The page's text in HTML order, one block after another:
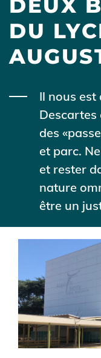
DEUX
DU
Body
Il nous
Descartes
des
et parc.
et rester
nature
être un
Illustration